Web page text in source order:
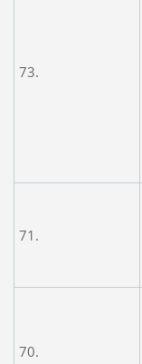
73.
71.
70.